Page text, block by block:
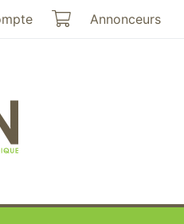
Mon panier
Annonceurs